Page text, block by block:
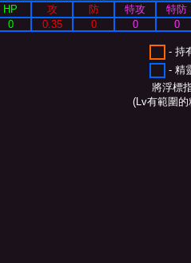
HP 攻 防 特攻
特防
0 0.35 0 0 0
- 持
- 精
將浮標
(Lv有範圍